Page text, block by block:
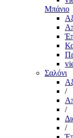
Μπάνιο
Σαλόνι
/
/
/